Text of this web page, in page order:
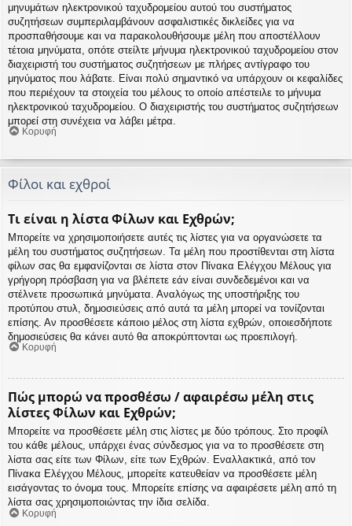
μηνυμάτων ηλεκτρονικού ταχυδρομείου αυτού του συστήματος
συζητήσεων συμπεριλαμβάνουν ασφαλιστικές δικλείδες για να
προσπαθήσουμε και να παρακολουθήσουμε μέλη που αποστέλλουν
τέτοια μηνύματα, οπότε στείλτε μήνυμα ηλεκτρονικού ταχυδρομείου στον
διαχειριστή του συστήματος συζητήσεων με πλήρες αντίγραφο του
μηνύματος που λάβατε. Είναι πολύ σημαντικό να υπάρχουν οι κεφαλίδες
που περιέχουν τα στοιχεία του μέλους το οποίο απέστειλε το μήνυμα
ηλεκτρονικού ταχυδρομείου. Ο διαχειριστής του συστήματος συζητήσεων
μπορεί στη συνέχεια να λάβει μέτρα.
Κορυφή
Φίλοι και εχθροί
Τι είναι η λίστα Φίλων και Εχθρών;
Μπορείτε να χρησιμοποιήσετε αυτές τις λίστες για να οργανώσετε τα
μέλη του συστήματος συζητήσεων. Τα μέλη που προστίθενται στη λίστα
φίλων σας θα εμφανίζονται σε λίστα στον Πίνακα Ελέγχου Μέλους για
γρήγορη πρόσβαση για να βλέπετε εάν είναι συνδεδεμένοι και να
στέλνετε προσωπικά μηνύματα. Αναλόγως της υποστήριξης του
προτύπου στυλ, δημοσιεύσεις από αυτά τα μέλη μπορεί να τονίζονται
επίσης. Αν προσθέσετε κάποιο μέλος στη λίστα εχθρών, οποιεσδήποτε
δημοσιεύσεις θα κάνει αυτό θα αποκρύπτονται ως προεπιλογή.
Κορυφή
Πώς μπορώ να προσθέσω / αφαιρέσω μέλη στις
λίστες Φίλων και Εχθρών;
Μπορείτε να προσθέσετε μέλη στις λίστες με δύο τρόπους. Στο προφίλ
του κάθε μέλους, υπάρχει ένας σύνδεσμος για να το προσθέσετε στη
λίστα σας είτε των Φίλων, είτε των Εχθρών. Εναλλακτικά, από τον
Πίνακα Ελέγχου Μέλους, μπορείτε κατευθείαν να προσθέσετε μέλη
εισάγοντας το όνομα τους. Μπορείτε επίσης να αφαιρέσετε μέλη από τη
λίστα σας χρησιμοποιώντας την ίδια σελίδα.
Κορυφή